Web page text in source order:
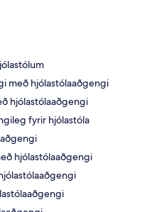
með hjólastólaaðgengi
hjólastólaaðgengi
fyrir hjólastóla
hjólastólaaðgengi